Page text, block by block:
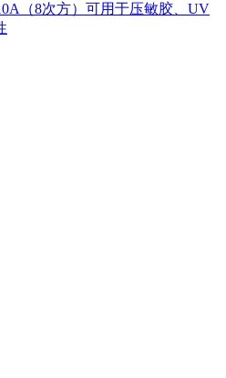
（8次方）可用于压敏胶、UV